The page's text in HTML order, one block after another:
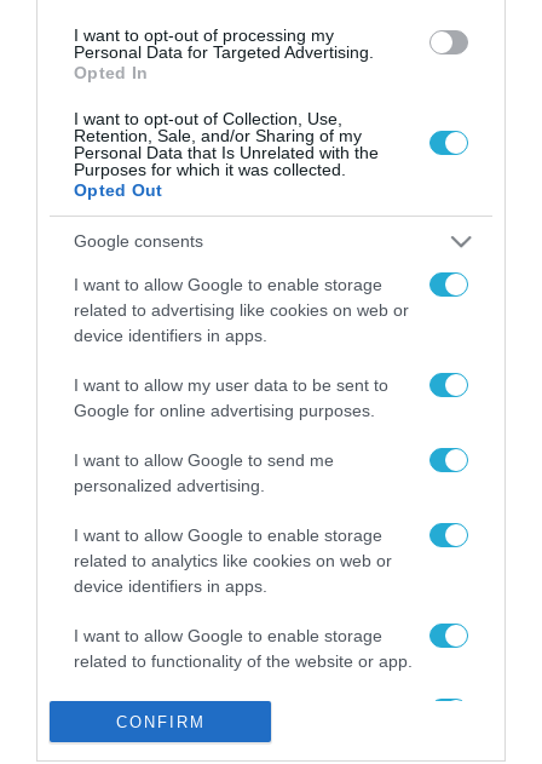
I want to opt-out of processing my
Personal Data for Targeted Advertising.
Opted In
I want to opt-out of Collection, Use,
Retention, Sale, and/or Sharing of my
Personal Data that Is Unrelated with the
Purposes for which it was collected.
Opted Out
Google consents
I want to allow Google to enable storage
related to advertising like cookies on web or
device identifiers in apps.
I want to allow my user data to be sent to
Google for online advertising purposes.
I want to allow Google to send me
personalized advertising.
I want to allow Google to enable storage
related to analytics like cookies on web or
device identifiers in apps.
I want to allow Google to enable storage
related to functionality of the website or app.
related to personalization.
CONFIRM
ΡΟΗ ΕΙΔΗΣΕΩΝ
Το χρηματοδοτούμενο
από την ΕΕ έργο “The
ενισχύει την ασφάλεια
των παιδιών στο
διαδίκτυο
31.07.2026
για τα πρόστιμα σε
παραβάσεις που
αφορούν τους ΦΗΜ
Σ. Καλαφάτης: «Η
δεν είναι απλώς μια
νέα τεχνολογία, είναι
μια νέα βιομηχανική
31.07.2026
Νέος οδηγός του ΕΚΤ
για τη χρηματοδότηση
των ελληνικών
επιχειρήσεων στον
χώρο της άμυνας
31.07.2026